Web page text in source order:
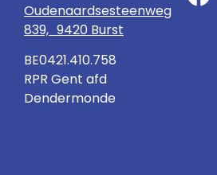
Oudenaardsesteenweg
839, 9420 Burst
BE0421.410.758
RPR Gent afd
Dendermonde